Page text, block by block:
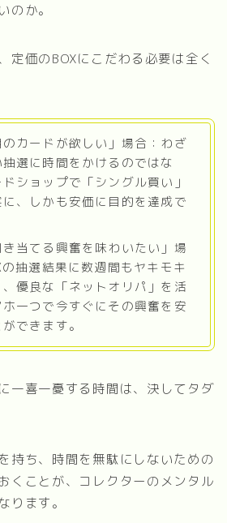
のか。
定価のBOXにこだわる必要は全く
のカードが欲しい」場合：わざ
選に時間をかけるのではな
ショップで「シングル買い」
、しかも安価に目的を達成で
き当てる興奮を味わいたい」場
抽選結果に数週間もヤキモキ
優良な「ネットオリパ」を活
一つで今すぐにその興奮を安
できます。
一喜一憂する時間は、決してタダ
持ち、時間を無駄にしないための
くことが、コレクターのメンタル
ります。